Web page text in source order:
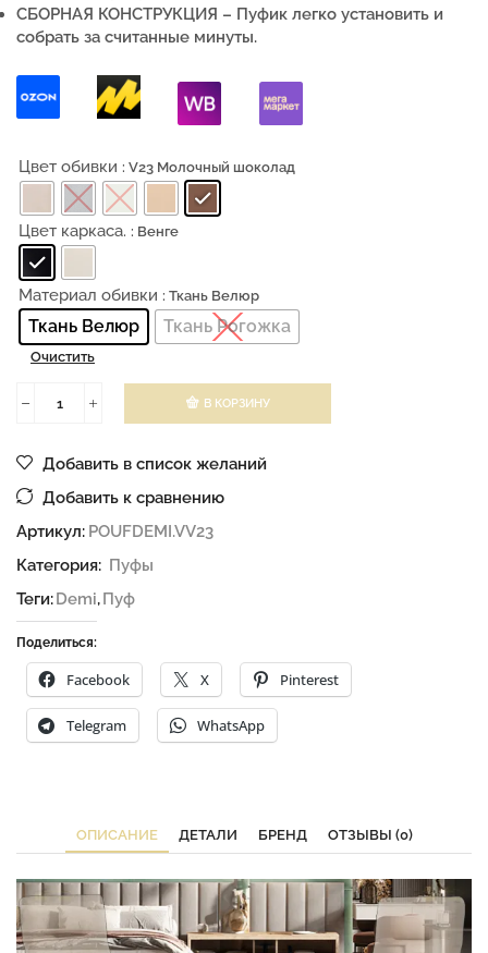
СБОРНАЯ КОНСТРУКЦИЯ – Пуфик легко установить и
собрать за считанные минуты.
Цвет обивки : V23 Молочный шоколад
Цвет каркаса. : Венге
Материал обивки : Ткань Велюр
Ткань Велюр Ткань Рогожка
Очистить
В КОРЗИНУ
Добавить в список желаний
Добавить к сравнению
Артикул: POUFDEMI.VV23
Категория: Пуфы
Теги:Demi,Пуф
Поделиться:
Facebook X Pinterest
Telegram WhatsApp
ОПИСАНИЕ ДЕТАЛИ БРЕНД ОТЗЫВЫ (0)